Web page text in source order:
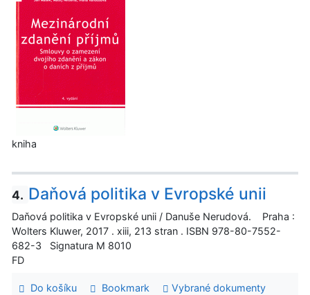
kniha
4. Daňová politika v Evropské unii
Daňová politika v Evropské unii / Danuše Nerudová. Praha :
Wolters Kluwer, 2017 . xiii, 213 stran . ISBN 978-80-7552-
682-3 Signatura M 8010
FD
Do košíku Bookmark Vybrané dokumenty